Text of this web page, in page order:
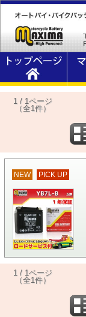
1 / 1ページ
（全1件）
NEW PICK UP
1 / 1ページ
（全1件）